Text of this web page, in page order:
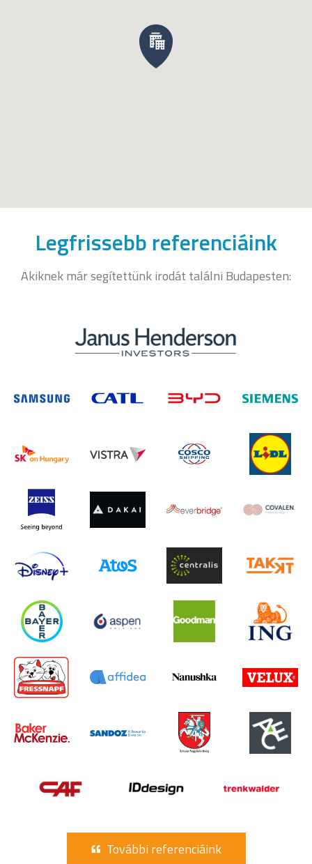
Legfrissebb referenciáink
Akiknek már segítettünk irodát találni Budapesten:
További referenciáink